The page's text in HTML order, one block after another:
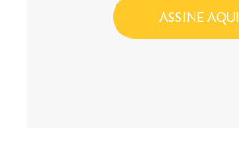
ASSINE AQUI